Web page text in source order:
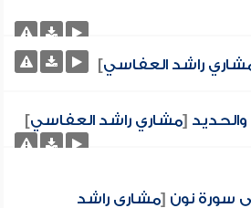
راشد العفاسي]
[مشاري راشد العفاسي]
سورة نون [مشاري راشد